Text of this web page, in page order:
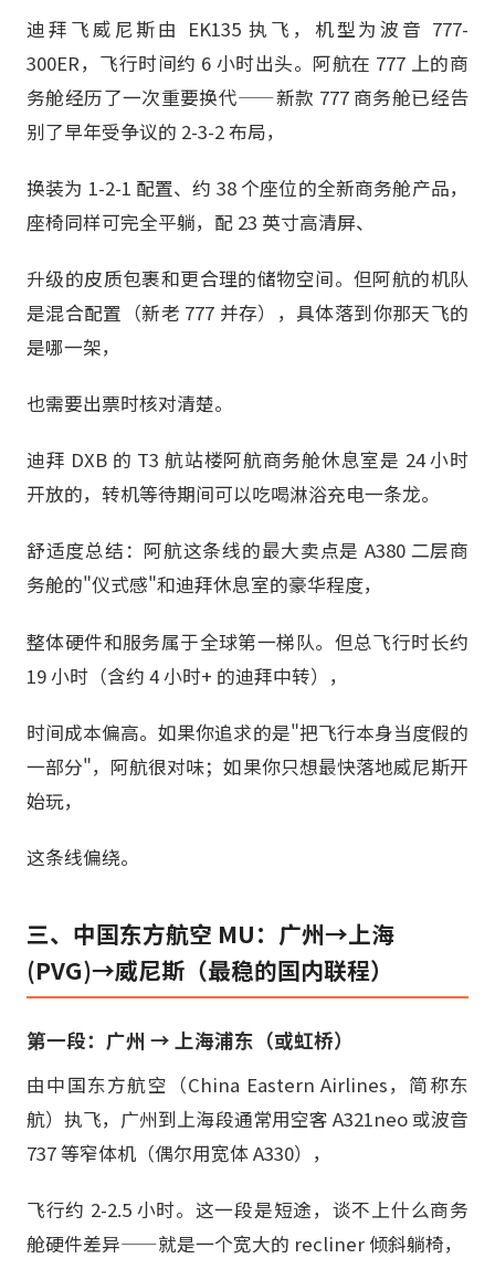
迪拜飞威尼斯由 EK135 执飞，机型为波音 777-
300ER，飞行时间约 6 小时出头。阿航在 777 上的商
务舱经历了一次重要换代——新款 777 商务舱已经告
别了早年受争议的 2-3-2 布局，
换装为 1-2-1 配置、约 38 个座位的全新商务舱产品，
座椅同样可完全平躺，配 23 英寸高清屏、
升级的皮质包裹和更合理的储物空间。但阿航的机队
是混合配置（新老 777 并存），具体落到你那天飞的
是哪一架，
也需要出票时核对清楚。
迪拜 DXB 的 T3 航站楼阿航商务舱休息室是 24 小时
开放的，转机等待期间可以吃喝淋浴充电一条龙。
舒适度总结：阿航这条线的最大卖点是 A380 二层商
务舱的"仪式感"和迪拜休息室的豪华程度，
整体硬件和服务属于全球第一梯队。但总飞行时长约
19 小时（含约 4 小时+ 的迪拜中转），
时间成本偏高。如果你追求的是"把飞行本身当度假的
一部分"，阿航很对味；如果你只想最快落地威尼斯开
始玩，
这条线偏绕。
三、中国东方航空 MU：广州→上海
(PVG)→威尼斯（最稳的国内联程）
第一段：广州 → 上海浦东（或虹桥）
由中国东方航空（China Eastern Airlines，简称东
航）执飞，广州到上海段通常用空客 A321neo 或波音
737 等窄体机（偶尔用宽体 A330），
飞行约 2-2.5 小时。这一段是短途，谈不上什么商务
舱硬件差异——就是一个宽大的 recliner 倾斜躺椅，